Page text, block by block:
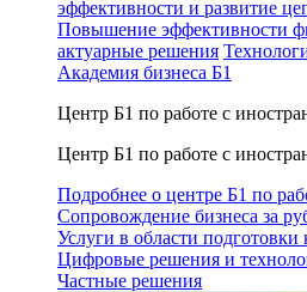
эффективности и развитие
Повышение эффективности
актуарные решения
Академия бизнеса Б1
Центр Б1 по работе с
Центр Б1 по работе с
Подробнее о центре Б1 по
Сопровождение бизнеса за
Услуги в области подготовки
Цифровые решения и
Частные решения